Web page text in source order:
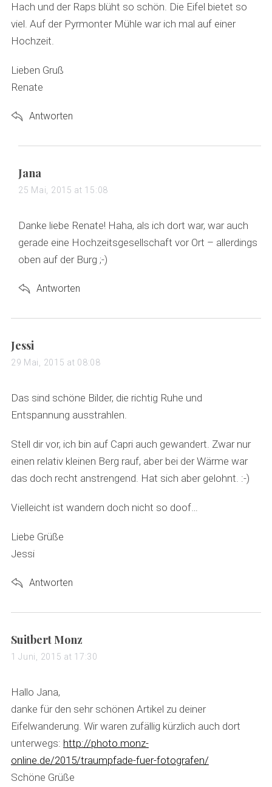
Hach und der Raps blüht so schön. Die Eifel bietet so
viel. Auf der Pyrmonter Mühle war ich mal auf einer
Hochzeit.
Lieben Gruß
Renate
Antworten
s
a
s
:
Jana
25 Mai, 2015 at 15:08
Danke liebe Renate! Haha, als ich dort war, war auch
gerade eine Hochzeitsgesellschaft vor Ort – allerdings
oben auf der Burg ;-)
Antworten
s
a
s
:
Jessi
29 Mai, 2015 at 08:08
Das sind schöne Bilder, die richtig Ruhe und
Entspannung ausstrahlen.
Stell dir vor, ich bin auf Capri auch gewandert. Zwar nur
einen relativ kleinen Berg rauf, aber bei der Wärme war
das doch recht anstrengend. Hat sich aber gelohnt. :-)
Vielleicht ist wandern doch nicht so doof…
Liebe Grüße
Jessi
Antworten
s
a
s
:
Suitbert Monz
1 Juni, 2015 at 17:30
Hallo Jana,
danke für den sehr schönen Artikel zu deiner
Eifelwanderung. Wir waren zufällig kürzlich auch dort
unterwegs: http://photo.monz-
online.de/2015/traumpfade-fuer-fotografen/
Schöne Grüße